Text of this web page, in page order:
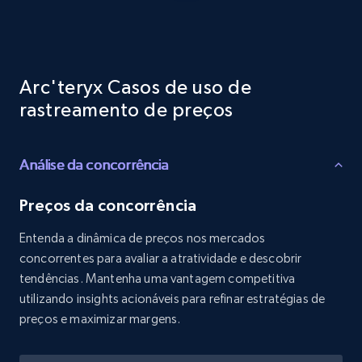
URL, Product id, Listing inventory id, Title, Rating,
price, and more.
1.9K+ 322+ Comece agora
Amazon products search
Arc'teryx Casos de uso de
rastreamento de preços
Análise da concorrência
Preços da concorrência
Entenda a dinâmica de preços nos mercados
concorrentes para avaliar a atratividade e descobrir
tendências. Mantenha uma vantagem competitiva
utilizando insights acionáveis para refinar estratégias de
preços e maximizar margens.